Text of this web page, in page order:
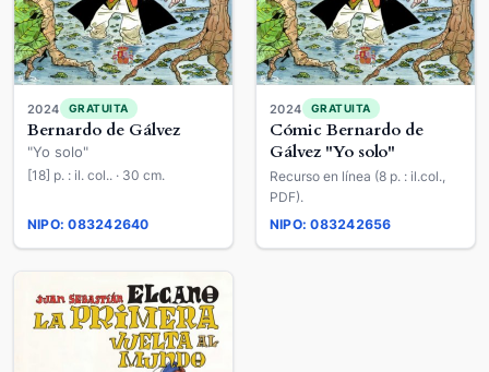
2024 GRATUITA
Bernardo de Gálvez
"Yo solo"
[18] p. : il. col.. · 30 cm.
NIPO: 083242640
2024 GRATUITA
Cómic Bernardo de
Gálvez "Yo solo"
Recurso en línea (8 p. : il.col.,
PDF).
NIPO: 083242656